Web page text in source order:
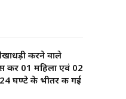
करने वाले
कर 01 महिला एवं 02
घण्टे के भीतर की गई